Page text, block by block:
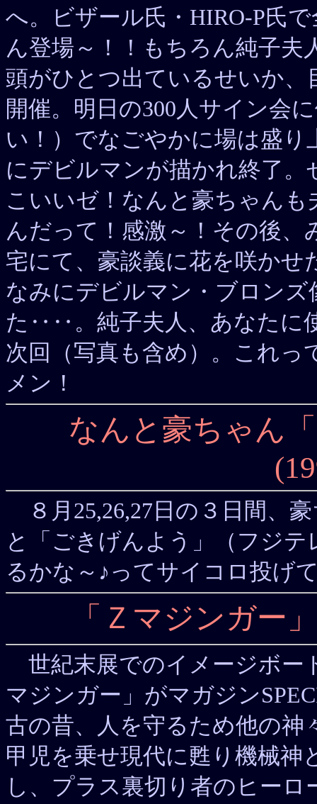
へ。ビザール氏・HIRO-P氏
ん登場～！！もちろん純子
頭がひとつ出ているせいか
開催。明日の300人サイン会
い！）でなごやかに場は盛
にデビルマンが描かれ終了
こいいゼ！なんと豪ちゃん
んだって！感激～！その後
宅にて、豪談義に花を咲か
なみにデビルマン・ブロン
た‥‥。純子夫人、あなたに
次回（写真も含め）。これ
メン！
なんと豪ちゃん
８月25,26,27日の３日間、
と「ごきげんよう」（フジ
るかな～♪ってサイコロ投げ
「Ｚマジンガー
世紀末展でのイメージボー
マジンガー」がマガジン
古の昔、人を守るため他の神
甲児を乗せ現代に甦り機械
し、プラス裏切り者のヒー